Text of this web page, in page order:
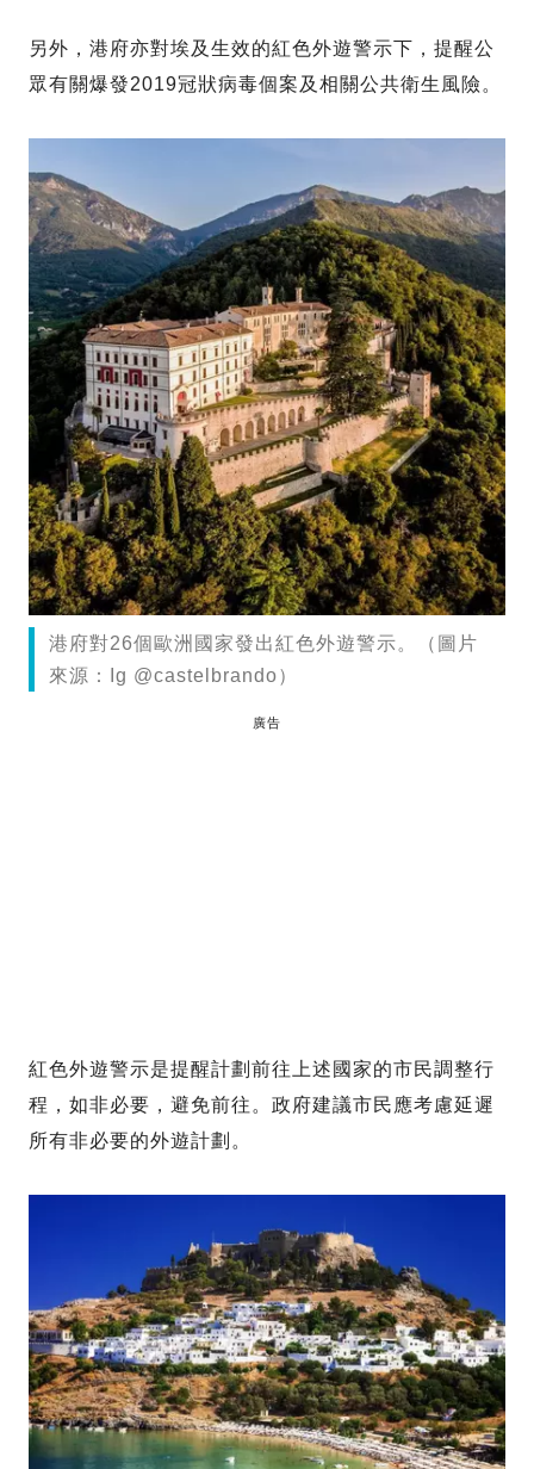
另外，港府亦對埃及生效的紅色外遊警示下，提醒公
眾有關爆發2019冠狀病毒個案及相關公共衛生風險。
港府對26個歐洲國家發出紅色外遊警示。（圖片
來源：Ig @castelbrando）
廣告
紅色外遊警示是提醒計劃前往上述國家的市民調整行
程，如非必要，避免前往。政府建議市民應考慮延遲
所有非必要的外遊計劃。